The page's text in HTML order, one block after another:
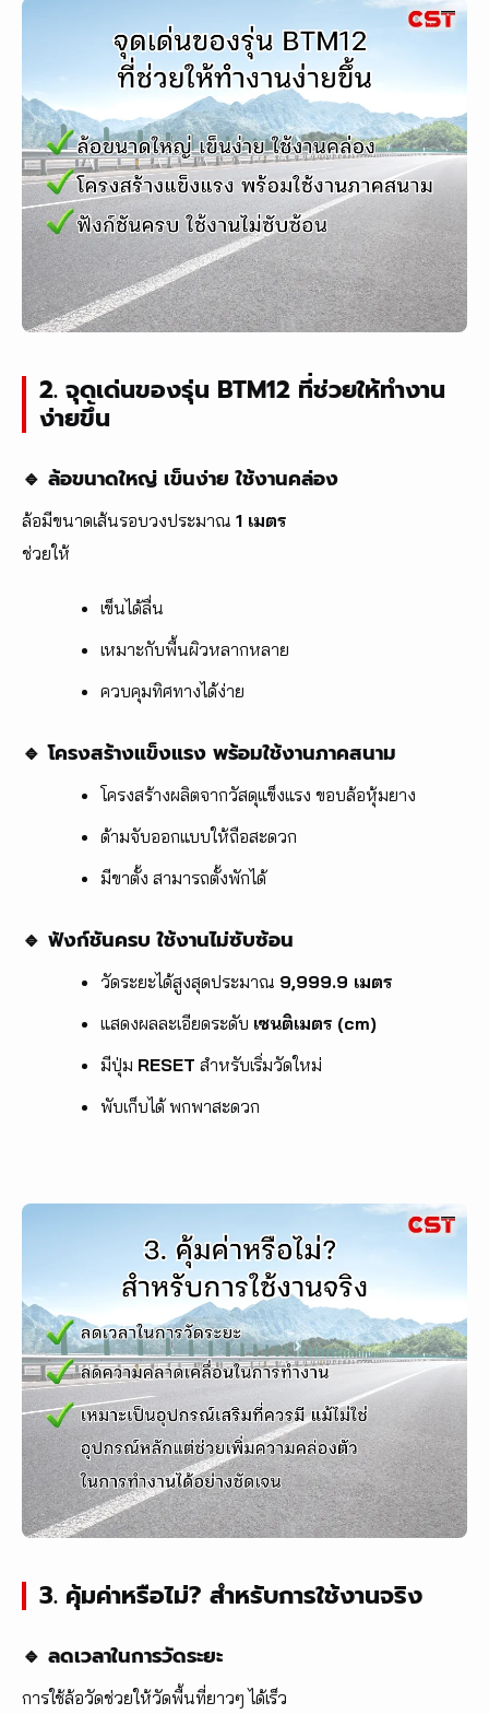
2. จุดเด่นของรุ่น BTM12 ที่ช่วยให้ทำงาน
ง่ายขึ้น
🔹 ล้อขนาดใหญ่ เข็นง่าย ใช้งานคล่อง
ล้อมีขนาดเส้นรอบวงประมาณ 1 เมตร
ช่วยให้
เข็นได้ลื่น
เหมาะกับพื้นผิวหลากหลาย
ควบคุมทิศทางได้ง่าย
🔹 โครงสร้างแข็งแรง พร้อมใช้งานภาคสนาม
โครงสร้างผลิตจากวัสดุแข็งแรง ขอบล้อหุ้มยาง
ด้ามจับออกแบบให้ถือสะดวก
มีขาตั้ง สามารถตั้งพักได้
🔹 ฟังก์ชันครบ ใช้งานไม่ซับซ้อน
วัดระยะได้สูงสุดประมาณ 9,999.9 เมตร
แสดงผลละเอียดระดับ เซนติเมตร (cm)
มีปุ่ม RESET สำหรับเริ่มวัดใหม่
พับเก็บได้ พกพาสะดวก
3. คุ้มค่าหรือไม่? สำหรับการใช้งานจริง
🔹 ลดเวลาในการวัดระยะ
การใช้ล้อวัดช่วยให้วัดพื้นที่ยาวๆ ได้เร็ว